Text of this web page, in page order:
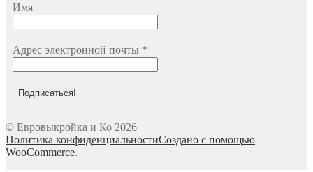
Имя
Адрес электронной почты *
© Евровыкройка и Ко 2026
Политика конфиденциальностиСоздано с помощью
WooCommerce.